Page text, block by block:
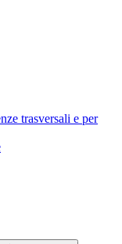
trasversali e per